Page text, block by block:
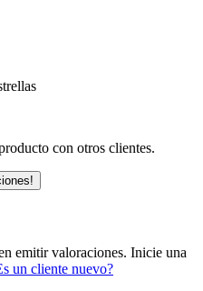
con otros clientes.
emitir valoraciones. Inicie una
un cliente nuevo?